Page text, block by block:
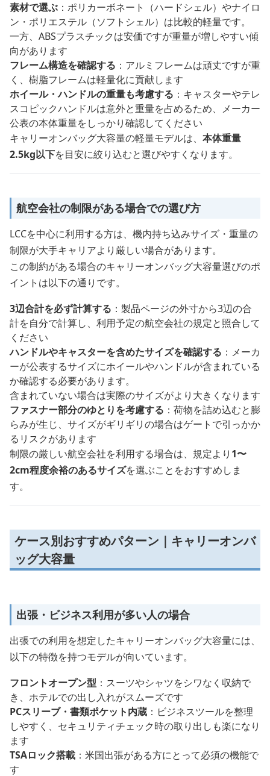
素材で選ぶ ：ポリカーボネート（ハードシェル）やナイロ
ン・ポリエステル（ソフトシェル）は比較的軽量です。
一方、ABSプラスチックは安価ですが重量が増しやすい傾
向があります
フレーム構造を確認する ：アルミフレームは頑丈ですが重
く、樹脂フレームは軽量化に貢献します
ホイール・ハンドルの重量も考慮する ：キャスターやテレ
スコピックハンドルは意外と重量を占めるため、メーカー
公表の本体重量をしっかり確認してください
キャリーオンバッグ大容量の軽量モデルは、 本体重量
2.5kg以下を目安に絞り込むと選びやすくなります。
航空会社の制限がある場合での選び方
LCCを中心に利用する方は、機内持ち込みサイズ・重量の
制限が大手キャリアより厳しい場合があります。
この制約がある場合のキャリーオンバッグ大容量選びのポ
イントは以下の通りです。
3辺合計を必ず計算する ：製品ページの外寸から3辺の合
計を自分で計算し、利用予定の航空会社の規定と照合して
ください
ハンドルやキャスターを含めたサイズを確認する ：メーカ
ーが公表するサイズにホイールやハンドルが含まれている
か確認する必要があります。
含まれていない場合は実際のサイズがより大きくなります
ファスナー部分のゆとりを考慮する ：荷物を詰め込むと膨
らみが生じ、サイズがギリギリの場合はゲートで引っかか
るリスクがあります
制限の厳しい航空会社を利用する場合は、規定より 1〜
2cm程度余裕のあるサイズを選ぶことをおすすめしま
す。
ケース別おすすめパターン｜キャリーオンバ
ッグ大容量
出張・ビジネス利用が多い人の場合
出張での利用を想定したキャリーオンバッグ大容量には、
以下の特徴を持つモデルが向いています。
フロントオープン型 ：スーツやシャツをシワなく収納で
き、ホテルでの出し入れがスムーズです
PCスリーブ・書類ポケット内蔵 ：ビジネスツールを整理
しやすく、セキュリティチェック時の取り出しも楽になり
ます
TSAロック搭載 ：米国出張がある方にとって必須の機能で
す